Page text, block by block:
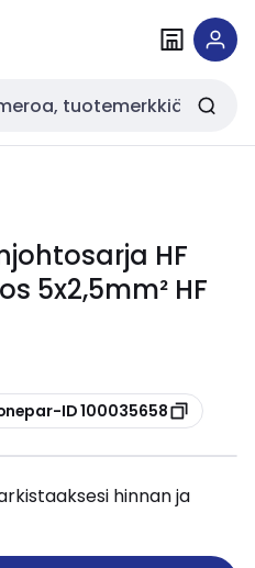
HF
5x2,5mm² HF
ID 100035658
hinnan ja